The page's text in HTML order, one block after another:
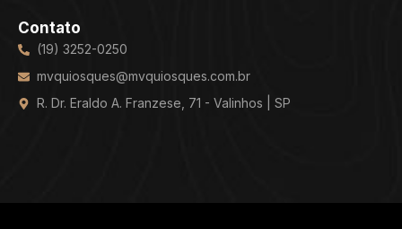
Contato
(19) 3252-0250
mvquiosques@mvquiosques.com.br
R. Dr. Eraldo A. Franzese, 71 - Valinhos | SP